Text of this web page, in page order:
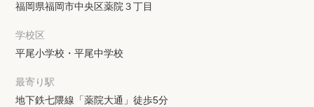
福岡県福岡市中央区薬院３丁目
学校区
平尾小学校・平尾中学校
最寄り駅
地下鉄七隈線「薬院大通」徒歩5分